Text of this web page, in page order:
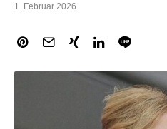
1. Februar 2026